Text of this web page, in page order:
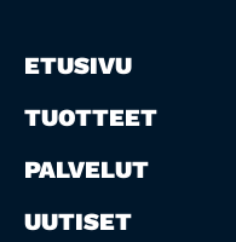
ETUSIVU
TUOTTEET
PALVELUT
UUTISET